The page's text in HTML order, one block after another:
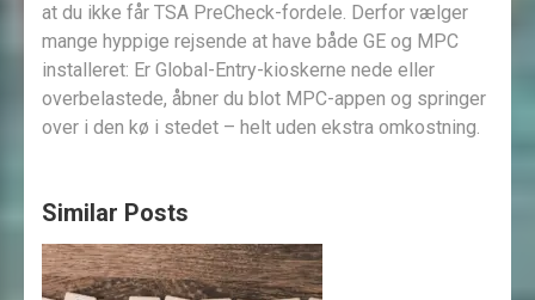
at du ikke får TSA PreCheck-fordele. Derfor vælger
mange hyppige rejsende at have både GE og MPC
installeret: Er Global-Entry-kioskerne nede eller
overbelastede, åbner du blot MPC-appen og springer
over i den kø i stedet – helt uden ekstra omkostning.
Similar Posts